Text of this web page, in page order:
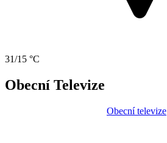
31/15 °C
Obecní Televize
Obecní televize